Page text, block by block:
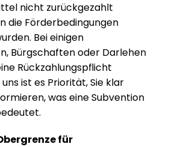
nicht zurückgezahlt
die Förderbedingungen
Bei einigen
Bürgschaften oder Darlehen
Rückzahlungspflicht
ist es Priorität, Sie klar
was eine Subvention
für